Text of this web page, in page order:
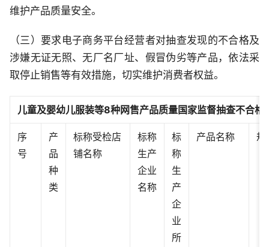
维护产品质量安全。
（三）要求电子商务平台经营者对抽查发现的不合格及
涉嫌无证无照、无厂名厂址、假冒伪劣等产品，依法采
取停止销售等有效措施，切实维护消费者权益。
儿童及婴幼儿服装等8种网售产品质量国家监督抽查不合格
序
号
产
品
种
类
标称受检店
铺名称
标称
生产
企业
名称
标
称
生
产
企
业
所
产品名称 规